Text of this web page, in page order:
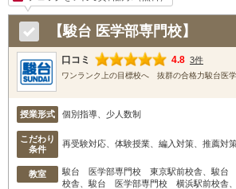
【駿台 医学部専門校】
口コミ 4.8 3件
ワンランク上の目標校へ 抜群の合格力駿台医
授業形式 個別指導、少人数制
こだわり
条件
再受験対応、体験授業、編入対策、推薦対
教室 駿台 医学部専門校 東京駅前校舎 、駿
校舎 、駿台 医学部専門校 横浜駅前校舎